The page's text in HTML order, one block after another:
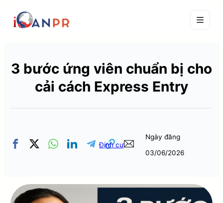
3 bước ứng viên chuẩn bị cho
cải cách Express Entry
Định cư
Ngày đăng
03/06/2026